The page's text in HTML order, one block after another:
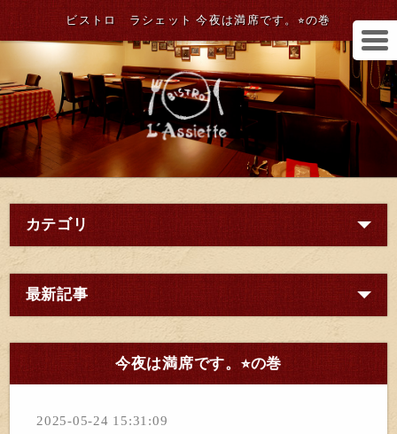
ビストロ ラシェット 今夜は満席です。⭐︎の巻
カテゴリ
最新記事
今夜は満席です。⭐︎の巻
2025-05-24 15:31:09